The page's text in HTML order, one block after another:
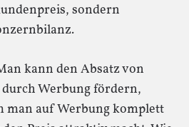
sondern
kann den Absatz von
Werbung fördern,
man auf Werbung komplett